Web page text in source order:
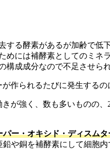
する酵素があるが加齢で低
めには補酵素としてのミネ
構成成分なので不足させら
作られるたびに発生する
が強く、数も多いものの
パー・オキシド・ディスムタ
や銅を補酵素にして細胞内